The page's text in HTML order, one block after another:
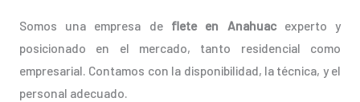
Somos una empresa de flete en Anahuacexperto y
posicionado en el mercado, tanto residencial como
empresarial. Contamos con la disponibilidad, la técnica, y el
personal adecuado.